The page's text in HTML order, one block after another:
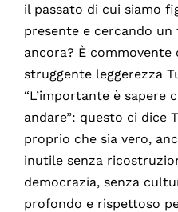
il passato di cui siamo
presente e cercando
ancora? È commovente
struggente leggerezza
“L’importante è sapere
andare”: questo ci dice
proprio che sia vero,
inutile senza
democrazia, senza
profondo e rispettoso